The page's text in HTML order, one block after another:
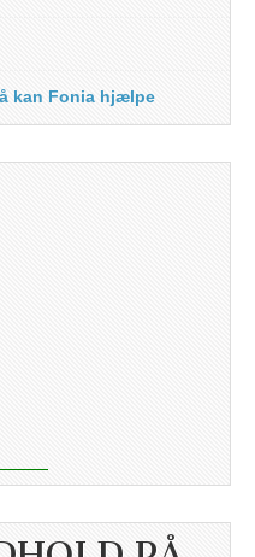
kan Fonia hjælpe